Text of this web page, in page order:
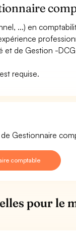
...) en
et de Gestion -
requise.
Gestionnaire
comptable
pour le